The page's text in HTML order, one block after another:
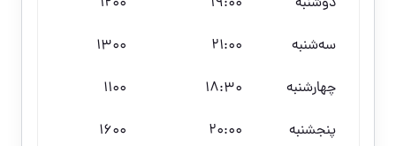
سه‌شنبه
21:00
1300
چهارشنبه
18:30
1100
پنجشنبه
20:00
1600